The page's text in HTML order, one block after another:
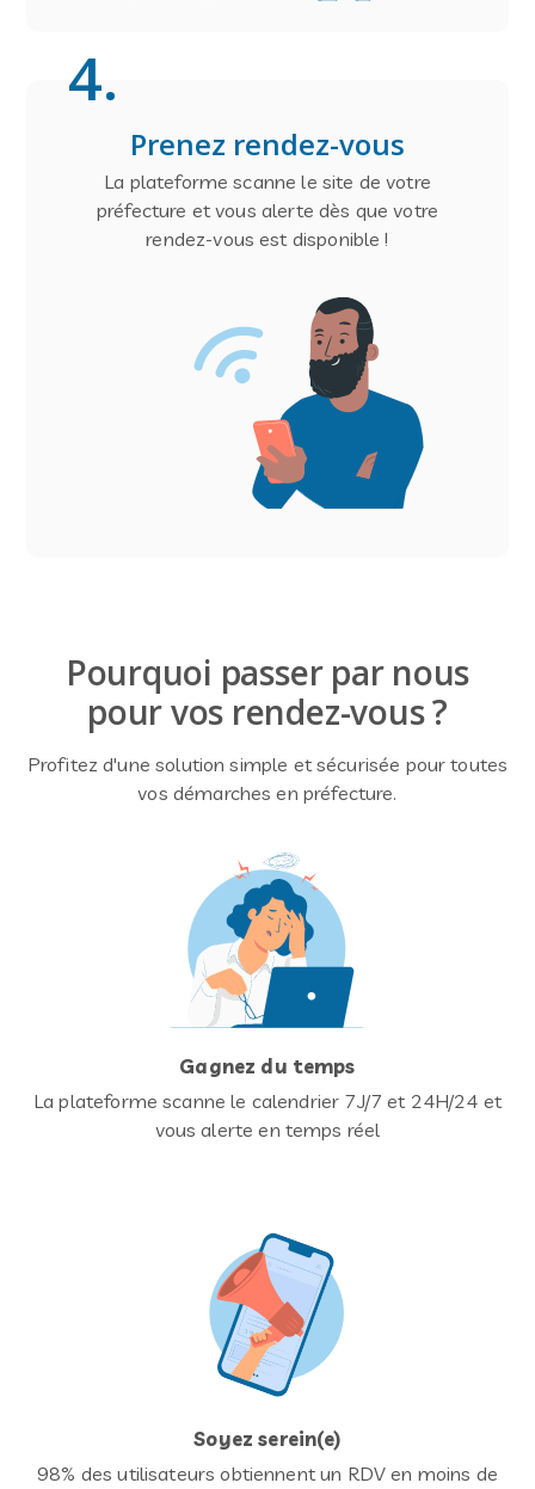
Pourquoi passer par nous
pour vos rendez-vous ?
Profitez d'une solution simple et sécurisée pour toutes
vos démarches en préfecture.
Gagnez du temps
La plateforme scanne le calendrier 7J/7 et 24H/24 et
vous alerte en temps réel
Soyez serein(e)
98% des utilisateurs obtiennent un RDV en moins de
4.
Prenez rendez-vous
La plateforme scanne le site de votre
préfecture et vous alerte dès que votre
rendez-vous est disponible !